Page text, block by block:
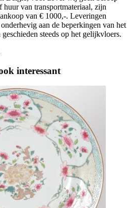
huur van transportmateriaal, zijn
van € 1000,-. Leveringen
aan de beperkingen van het
steeds op het gelijkvloers.
interessant